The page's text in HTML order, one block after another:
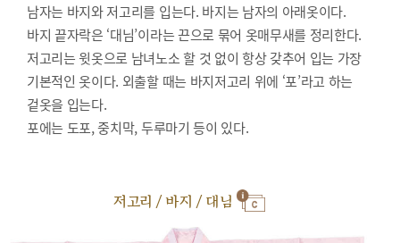
남자는 바지와 저고리를 입는다. 바지는 남자의 아래옷이다.
바지 끝자락은 ‘대님’이라는 끈으로 묶어 옷매무새를 정리한다.
저고리는 윗옷으로 남녀노소 할 것 없이 항상 갖추어 입는 가장
기본적인 옷이다. 외출할 때는 바지저고리 위에 ‘포’라고 하는
겉옷을 입는다.
포에는 도포, 중치막, 두루마기 등이 있다.
저고리 / 바지 / 대님